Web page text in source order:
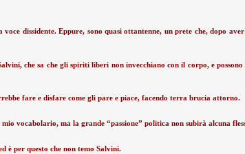
dissidente. Eppure, sono quasi ottantenne, un prete che, dopo
che sa che gli spiriti liberi non invecchiano con il corpo, e
fare e disfare come gli pare e piace, facendo terra brucia attorno.
vocabolario, ma la grande “passione” politica non subirà alcuna
è per questo che non temo Salvini.